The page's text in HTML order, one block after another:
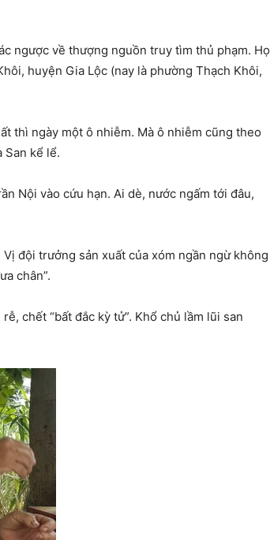
ngược về thượng nguồn truy tìm thủ phạm. Họ
huyện Gia Lộc (nay là phường Thạch Khôi,
thì ngày một ô nhiễm. Mà ô nhiễm cũng theo
San kể lể.
Nội vào cứu hạn. Ai dè, nước ngấm tới đâu,
đội trưởng sản xuất của xóm ngần ngừ không
chân”.
chết “bất đắc kỳ tử”. Khổ chủ lầm lũi san